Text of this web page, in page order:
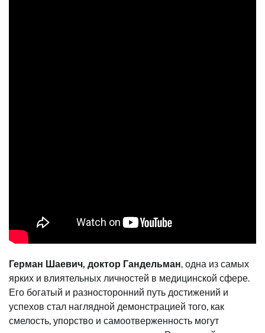
Герман Шаевич, доктор Гандельман, одна из самых
ярких и влиятельных личностей в медицинской сфере.
Его богатый и разносторонний путь достижений и
успехов стал наглядной демонстрацией того, как
смелость, упорство и самоотверженность могут